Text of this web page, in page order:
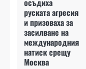
осъдиха
руската агресия
и призоваха за
засилване на
международния
натиск срещу
Москва